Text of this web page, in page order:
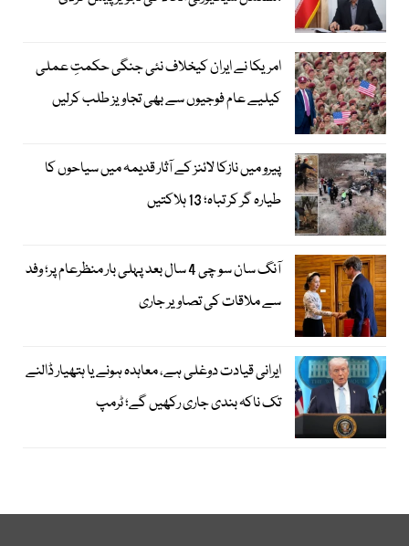
امریکا نے ایران کیخلاف نئی جنگی حکمتِ عملی
کیلیے عام فوجیوں سے بھی تجاویز طلب کرلیں
پیرو میں نازکا لائنز کے آثار قدیمہ میں سیاحوں کا
طیارہ گر کر تباہ؛ 13 ہلاکتیں
آنگ سان سو چی 4 سال بعد پہلی بار منظرعام پر؛ وفد
سے ملاقات کی تصاویر جاری
ایرانی قیادت دوغلی ہے، معاہدہ ہونے یا ہتھیار ڈالنے
تک ناکہ بندی جاری رکھیں گے؛ ٹرمپ